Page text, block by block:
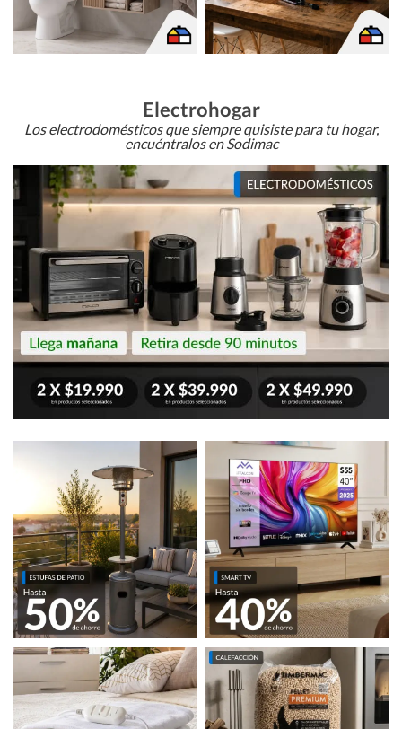
Electrohogar
Los electrodomésticos que siempre quisiste para tu hogar,
encuéntralos en Sodimac